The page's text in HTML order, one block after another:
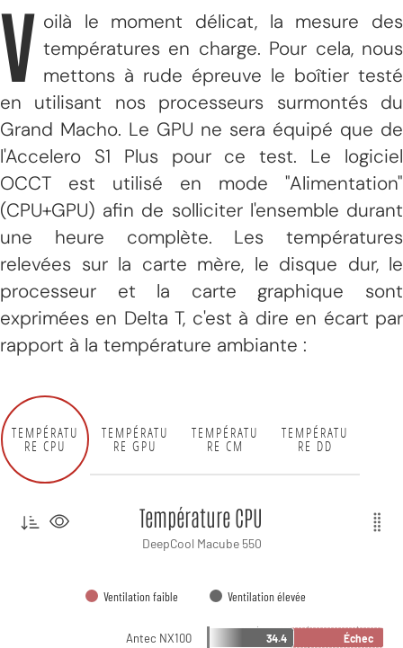
V oilà le moment délicat, la mesure des
températures en charge. Pour cela, nous
mettons à rude épreuve le boîtier testé
en utilisant nos processeurs surmontés du
Grand Macho. Le GPU ne sera équipé que de
l'Accelero S1 Plus pour ce test. Le logiciel
OCCT est utilisé en mode "Alimentation"
(CPU+GPU) afin de solliciter l'ensemble durant
une heure complète. Les températures
relevées sur la carte mère, le disque dur, le
processeur et la carte graphique sont
exprimées en Delta T, c'est à dire en écart par
rapport à la température ambiante :